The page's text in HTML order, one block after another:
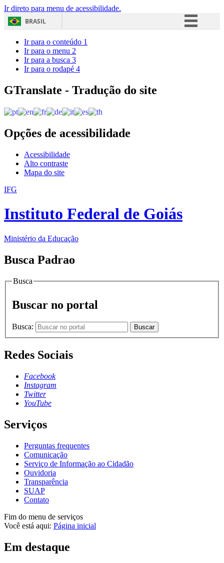
Ir direto para menu de acessibilidade.
BRASIL
Acesso à informação
Ir para o conteúdo 1
Ir para o menu 2
Ir para a busca 3
Ir para o rodapé 4
GTranslate - Tradução do site
Opções de acessibilidade
Acessibilidade
Alto contraste
Mapa do site
IFG
Instituto Federal de Goiás
Ministério da Educação
Busca Padrao
Busca
Buscar no portal
Busca: Buscar
Redes Sociais
Facebook
Instagram
Twitter
YouTube
Serviços
Perguntas frequentes
Comunicação
Serviço de Informação ao Cidadão
Ouvidoria
Transparência
SUAP
Contato
Fim do menu de serviços
Você está aqui: Página inicial
Em destaque